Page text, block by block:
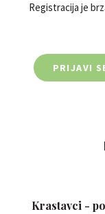
Registracija je
PRIJAVI
Krastavci -